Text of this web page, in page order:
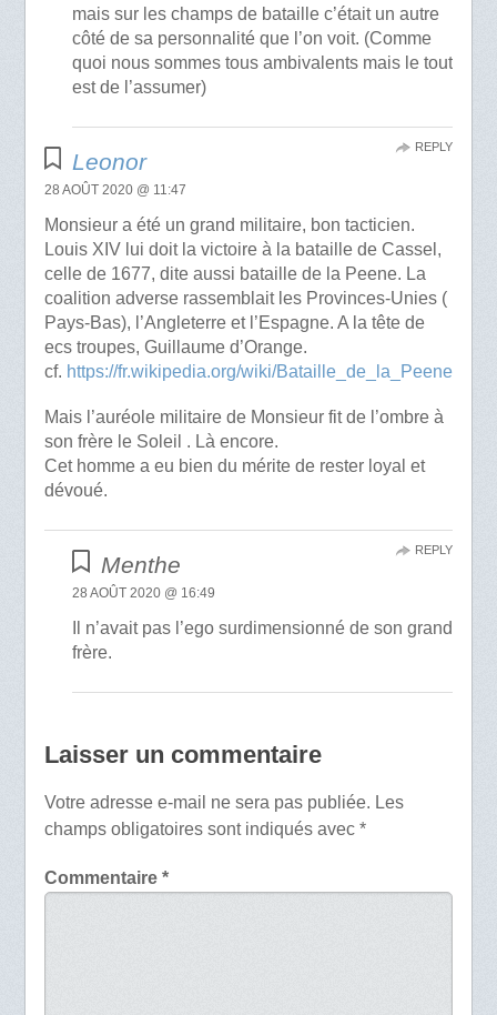
mais sur les champs de bataille c’était un autre
côté de sa personnalité que l’on voit. (Comme
quoi nous sommes tous ambivalents mais le tout
est de l’assumer)
Leonor
28 AOÛT 2020 @ 11:47
Monsieur a été un grand militaire, bon tacticien.
Louis XIV lui doit la victoire à la bataille de Cassel,
celle de 1677, dite aussi bataille de la Peene. La
coalition adverse rassemblait les Provinces-Unies (
Pays-Bas), l’Angleterre et l’Espagne. A la tête de
ecs troupes, Guillaume d’Orange.
cf. https://fr.wikipedia.org/wiki/Bataille_de_la_Peene
Mais l’auréole militaire de Monsieur fit de l’ombre à
son frère le Soleil . Là encore.
Cet homme a eu bien du mérite de rester loyal et
dévoué.
REPLY
Menthe
28 AOÛT 2020 @ 16:49
Il n’avait pas l’ego surdimensionné de son grand
frère.
REPLY
Laisser un commentaire
Votre adresse e-mail ne sera pas publiée. Les
champs obligatoires sont indiqués avec *
Commentaire *